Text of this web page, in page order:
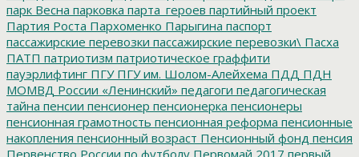
парк Весна парковка парта_героев партийный проект
Партия Роста Пархоменко Парыгина паспорт
пассажирские перевозки пассажирские перевозки\ Пасха
ПАТП патриотизм патриотическое граффити
пауэрлифтинг ПГУПГУ им. Шолом-Алейхема ПДД ПДН
МОМВД России «Ленинский» педагоги педагогическая
тайна пенсии пенсионер пенсионерка пенсионеры
пенсионная грамотность пенсионная реформа пенсионные
накопления пенсионный возраст Пенсионный фонд пенсия
Первенство России по футболу Первомай 2017 первый